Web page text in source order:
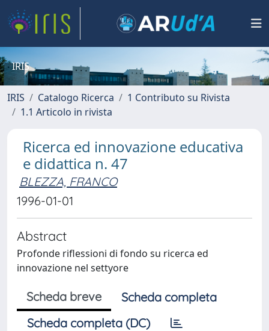
IRIS
IRIS Catalogo Ricerca
1 Contributo su Rivista
1.1 Articolo in rivista
Ricerca ed innovazione educativa
e didattica n. 47
BLEZZA, FRANCO
1996-01-01
Abstract
Profonde riflessioni di fondo su ricerca ed
innovazione nel settyore
Scheda breve
Scheda completa
Scheda completa (DC)